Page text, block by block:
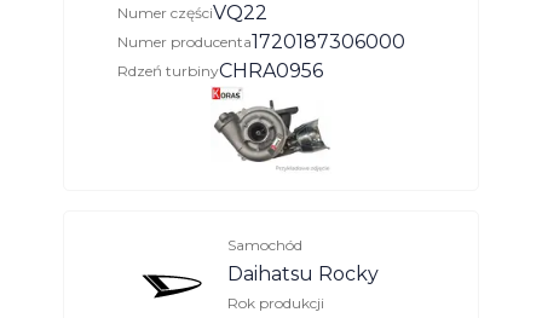
Numer częściVQ22
Numer producenta1720187306000
Rdzeń turbinyCHRA0956
Samochód
Daihatsu Rocky
Rok produkcji